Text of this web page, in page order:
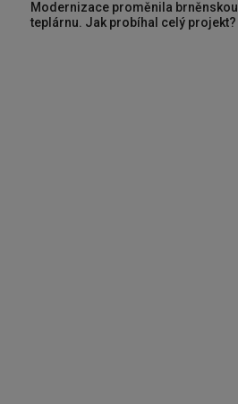
Modernizace proměnila brněnskou
teplárnu. Jak probíhal celý projekt?